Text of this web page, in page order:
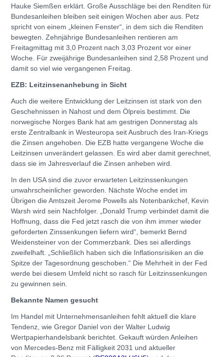
Hauke Siemßen erklärt. Große Ausschläge bei den Renditen für
Bundesanleihen bleiben seit einigen Wochen aber aus. Petz
spricht von einem „kleinen Fenster“, in dem sich die Renditen
bewegten. Zehnjährige Bundesanleihen rentieren am
Freitagmittag mit 3,0 Prozent nach 3,03 Prozent vor einer
Woche. Für zweijährige Bundesanleihen sind 2,58 Prozent und
damit so viel wie vergangenen Freitag.
EZB: Leitzinsenanhebung in Sicht
Auch die weitere Entwicklung der Leitzinsen ist stark von den
Geschehnissen in Nahost und dem Ölpreis bestimmt. Die
norwegische Norges Bank hat am gestrigen Donnerstag als
erste Zentralbank in Westeuropa seit Ausbruch des Iran-Kriegs
die Zinsen angehoben. Die EZB hatte vergangene Woche die
Leitzinsen unverändert gelassen. Es wird aber damit gerechnet,
dass sie im Jahresverlauf die Zinsen anheben wird.
In den USA sind die zuvor erwarteten Leitzinssenkungen
unwahrscheinlicher geworden. Nächste Woche endet im
Übrigen die Amtszeit Jerome Powells als Notenbankchef, Kevin
Warsh wird sein Nachfolger. „Donald Trump verbindet damit die
Hoffnung, dass die Fed jetzt rasch die von ihm immer wieder
geforderten Zinssenkungen liefern wird“, bemerkt Bernd
Weidensteiner von der Commerzbank. Dies sei allerdings
zweifelhaft. „Schließlich haben sich die Inflationsrisiken an die
Spitze der Tagesordnung geschoben.“ Die Mehrheit in der Fed
werde bei diesem Umfeld nicht so rasch für Leitzinssenkungen
zu gewinnen sein.
Bekannte Namen gesucht
Im Handel mit Unternehmensanleihen fehlt aktuell die klare
Tendenz, wie Gregor Daniel von der Walter Ludwig
Wertpapierhandelsbank berichtet. Gekauft würden Anleihen
von Mercedes-Benz mit Fälligkeit 2031 und aktueller